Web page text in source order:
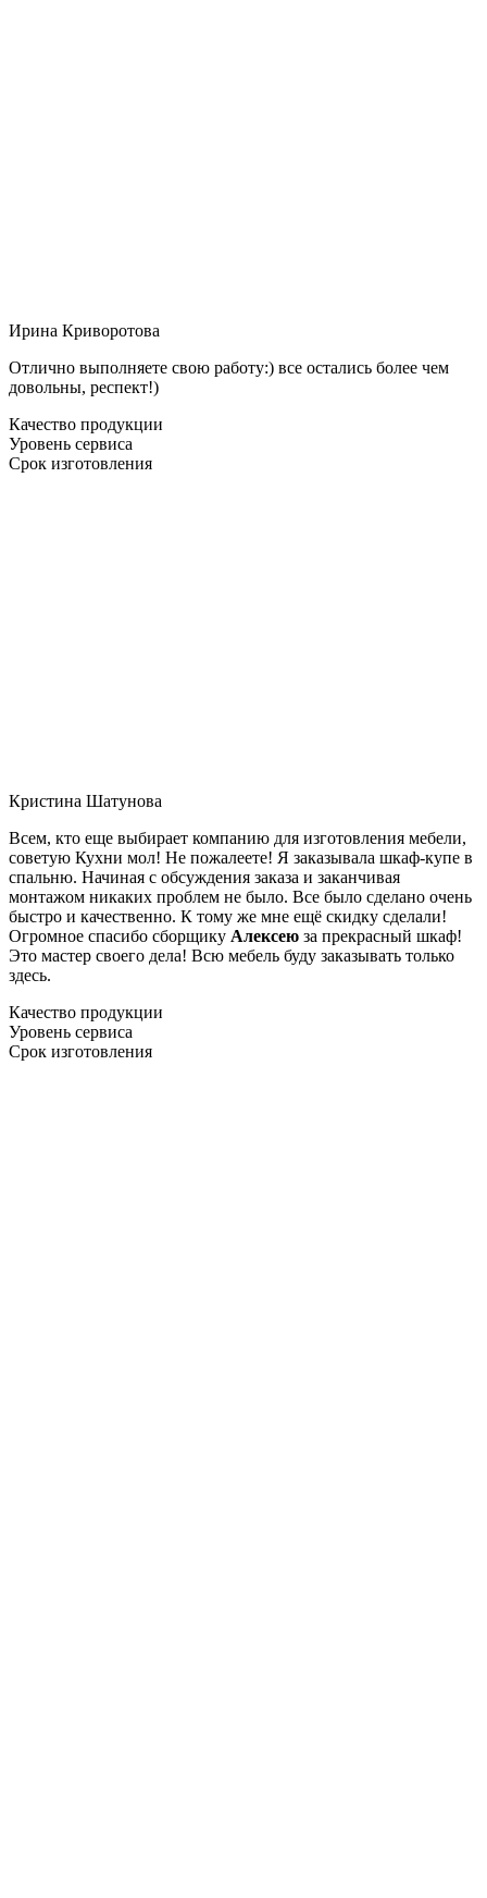
Ирина Криворотова
Отлично выполняете свою работу:) все остались более чем
довольны, респект!)
Качество продукции
Уровень сервиса
Срок изготовления
Кристина Шатунова
Всем, кто еще выбирает компанию для изготовления мебели,
советую Кухни мол! Не пожалеете! Я заказывала шкаф-купе в
спальню. Начиная с обсуждения заказа и заканчивая
монтажом никаких проблем не было. Все было сделано очень
быстро и качественно. К тому же мне ещё скидку сделали!
Огромное спасибо сборщику Алексею за прекрасный шкаф!
Это мастер своего дела! Всю мебель буду заказывать только
здесь.
Качество продукции
Уровень сервиса
Срок изготовления